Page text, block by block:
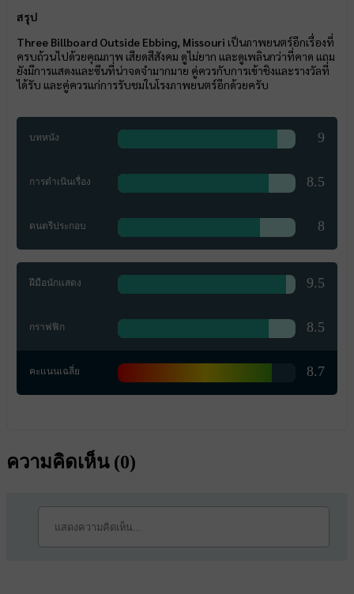
สรุป
Three Billboard Outside Ebbing, Missouri เป็นภาพยนตร์อีกเรื่องที่
ครบถ้วนไปด้วยคุณภาพ เสียดสีสังคม ดูไม่ยาก และดูเพลินกว่าที่คาด แถม
ยังมีการแสดงและซีนที่น่าจดจำมากมาย คู่ควรกับการเข้าชิงและรางวัลที่
ได้รับ และคู่ควรแก่การรับชมในโรงภาพยนตร์อีกด้วยครับ
บทหนัง 9
การดำเนินเรื่อง 8.5
ดนตรีประกอบ 8
ฝีมือนักแสดง 9.5
กราฟฟิก 8.5
คะแนนเฉลี่ย 8.7
ความคิดเห็น (0)